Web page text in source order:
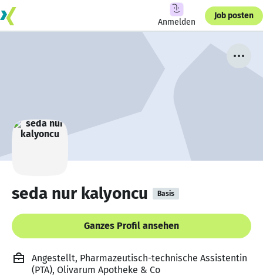
Anmelden
Job posten
seda nur kalyoncu Basis
Ganzes Profil ansehen
Angestellt, Pharmazeutisch-technische Assistentin
(PTA), Olivarum Apotheke & Co